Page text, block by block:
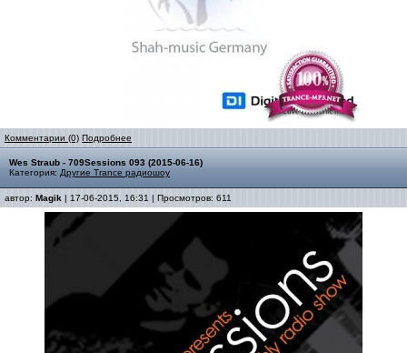
Комментарии (0) Подробнее
Wes Straub - 709Sessions 093 (2015-06-16)
Категория: Другие Trance радиошоу
автор: Magik | 17-06-2015, 16:31 | Просмотров: 611